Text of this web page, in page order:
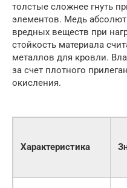
толстые сложнее гнуть
элементов. Медь
вредных веществ при
стойкость материала
металлов для кровли.
за счет плотного
окисления.
Характеристика